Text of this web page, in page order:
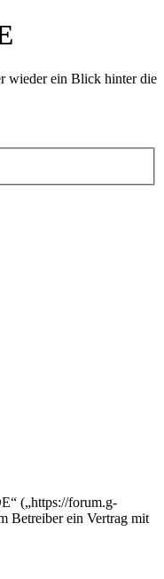
wieder ein Blick hinter die
(„https://forum.g-
Betreiber ein Vertrag mit